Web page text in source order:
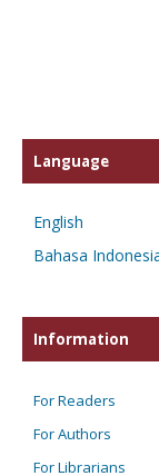
Language
English
Bahasa
Information
For Readers
For Authors
For Librarians